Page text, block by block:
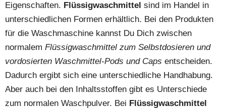
Eigenschaften. Flüssigwaschmittel sind im Handel in
unterschiedlichen Formen erhältlich. Bei den Produkten
für die Waschmaschine kannst Du Dich zwischen
normalem Flüssigwaschmittel zum Selbstdosieren und
vordosierten Waschmittel-Pods und Caps entscheiden.
Dadurch ergibt sich eine unterschiedliche Handhabung.
Aber auch bei den Inhaltsstoffen gibt es Unterschiede
zum normalen Waschpulver. Bei Flüssigwaschmittel